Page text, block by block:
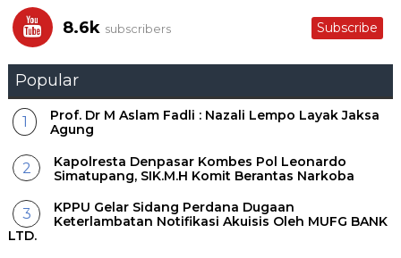
8.6k subscribers Subscribe
Popular
Prof. Dr M Aslam Fadli : Nazali Lempo Layak Jaksa
Agung
Kapolresta Denpasar Kombes Pol Leonardo
Simatupang, SIK.M.H Komit Berantas Narkoba
KPPU Gelar Sidang Perdana Dugaan
Keterlambatan Notifikasi Akuisis Oleh MUFG BANK
LTD.